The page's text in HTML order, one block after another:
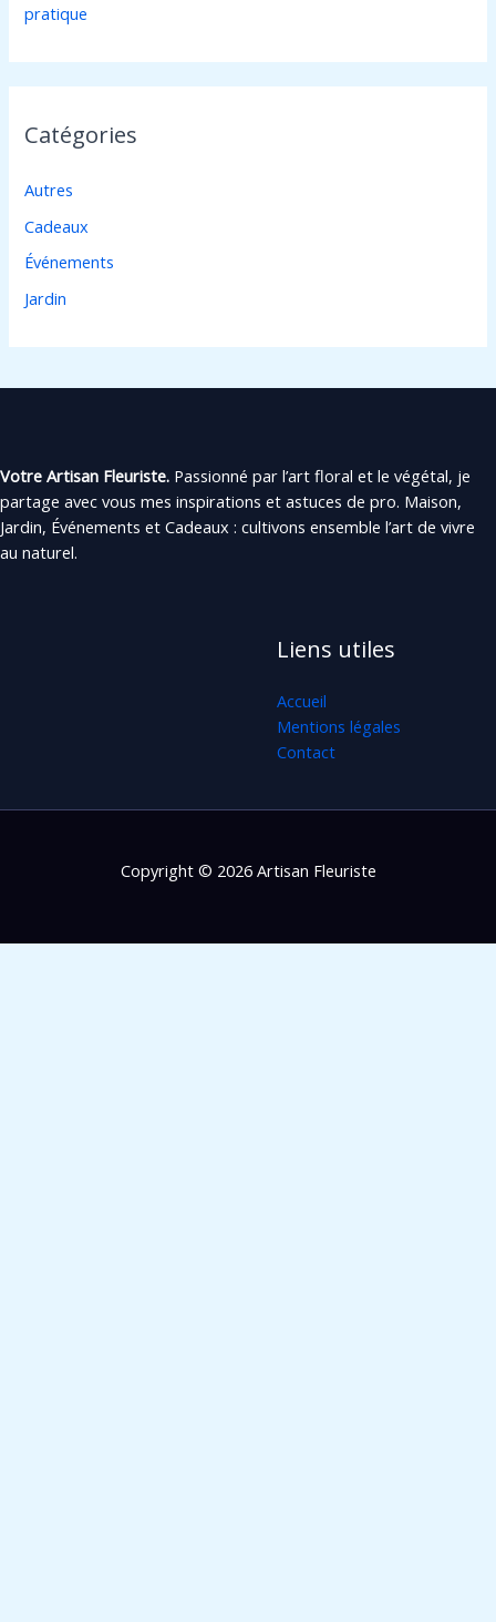
pratique
Catégories
Autres
Cadeaux
Événements
Jardin
Votre Artisan Fleuriste. Passionné par l’art floral et le végétal, je
partage avec vous mes inspirations et astuces de pro. Maison,
Jardin, Événements et Cadeaux : cultivons ensemble l’art de vivre
au naturel.
Liens utiles
Accueil
Mentions légales
Contact
Copyright © 2026 Artisan Fleuriste